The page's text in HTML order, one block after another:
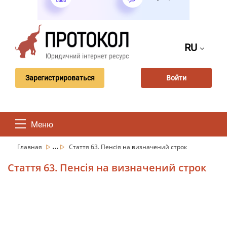
RU
Зарегистрироваться Войти
Меню
Главная ... Стаття 63. Пенсія на визначений строк
Стаття 63. Пенсія на визначений строк